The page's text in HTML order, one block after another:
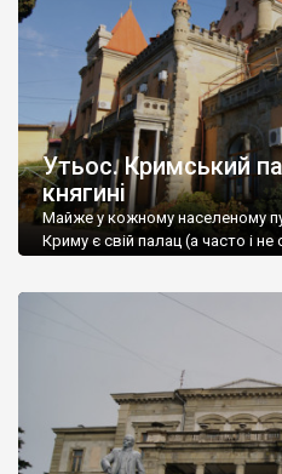
Утьос. Кримський
княгині
Майже у кожному населеному
Криму є свій палац (а часто і не